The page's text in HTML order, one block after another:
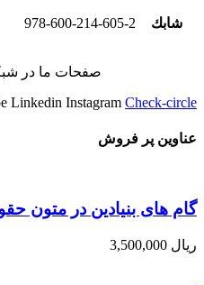
شابك 978-600-214-605-2
صفحات ما در
Linkedin Instagram Check-circle
عناوین پر فروش
گام های بنیادین در متون
ریال